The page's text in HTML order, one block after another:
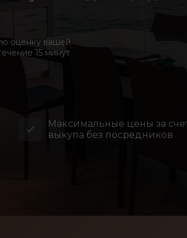
оценку вашей
15 минут
Максимальные цены за
выкупа без посредников